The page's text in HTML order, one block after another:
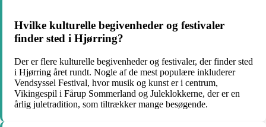
Hvilke kulturelle begivenheder og festivaler
finder sted i Hjørring?
Der er flere kulturelle begivenheder og festivaler, der finder sted
i Hjørring året rundt. Nogle af de mest populære inkluderer
Vendsyssel Festival, hvor musik og kunst er i centrum,
Vikingespil i Fårup Sommerland og Juleklokkerne, der er en
årlig juletradition, som tiltrækker mange besøgende.